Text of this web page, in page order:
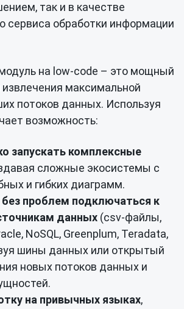
так и в качестве
сервиса обработки информации
на low-code – это мощный
максимальной
потоков данных. Используя
возможность:
запускать комплексные
сложные экосистемы с
и гибких диаграмм.
проблем подключаться к
данных (csv-файлы,
NoSQL, Greenplum, Teradata,
шины данных или открытый
новых потоков данных и
на привычных языках,